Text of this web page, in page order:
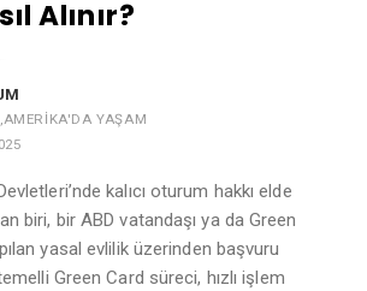
Alınır?
,AMERIKA'DA YAŞAM
kalıcı oturum hakkı elde
biri, bir ABD vatandaşı ya da Green
yasal evlilik üzerinden başvuru
Green Card süreci, hızlı işlem